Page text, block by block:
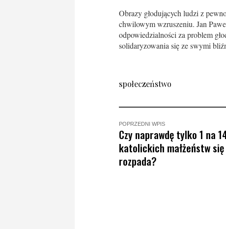
Obrazy głodujących ludzi z
chwilowym wzruszeniu. Jan
odpowiedzialności za problem
solidaryzowania się ze swymi
społeczeństwo
POPRZEDNI WPIS
Czy naprawdę tylko 1 na
katolickich małżeństw się
rozpada?